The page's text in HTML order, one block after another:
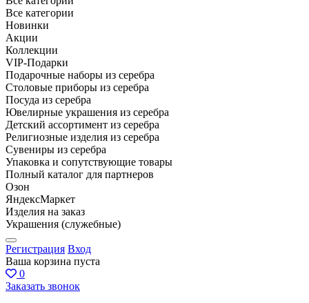
Все категории
Новинки
Акции
Коллекции
VIP-Подарки
Подарочные наборы из серебра
Столовые приборы из серебра
Посуда из серебра
Ювелирные украшения из серебра
Детский ассортимент из серебра
Религиозные изделия из серебра
Сувениры из серебра
Упаковка и сопутствующие товары
Полный каталог для партнеров
Озон
ЯндексМаркет
Изделия на заказ
Украшения (служебные)
Регистрация Вход
Ваша корзина пуста
0
Заказать звонок